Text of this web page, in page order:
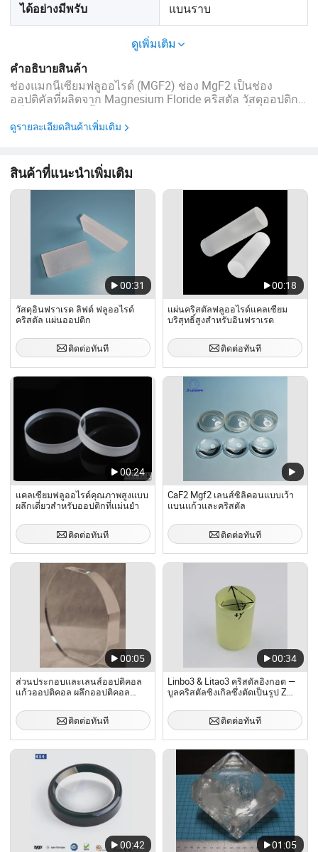
ได้อย่างมีพรับ แบนราบ
ดูเพิ่มเติม
คำอธิบายสินค้า
ช่องแมกนีเซียมฟลูออไรด์ (MGF2) ช่อง MgF2 เป็นช่อง
ออปติคัลที่ผลิตจาก Magnesium Floride คริสตัล วัสดุออปติกที่
ความทนทานสูงต่อการกัดกรดและการกระแทกทางกลไกและ
ดูรายละเอียดสินค้าเพิ่มเติม
สินค้าที่แนะนำเพิ่มเติม
00:31
วัสดุอินฟราเรด ลิฟต์ ฟลูออไรด์
คริสตัล แผ่นออปติก
ติดต่อทันที
00:18
แผ่นคริสตัลฟลูออไรด์แคลเซียม
บริสุทธิ์สูงสำหรับอินฟราเรด
ติดต่อทันที
00:24
แคลเซียมฟลูออไรด์คุณภาพสูงแบบ
ผลึกเดี่ยวสำหรับออปติกที่แม่นยำ
ติดต่อทันที
CaF2 Mgf2 เลนส์ซิลิคอนแบบเว้า
แบนแก้วและคริสตัล
ติดต่อทันที
00:05
ส่วนประกอบและเลนส์ออปติคอล
แก้วออปติคอล ผลึกออปติคอล
ติดต่อทันที
00:34
Linbo3 & Litao3 คริสตัลอิงกอต —
บูลคริสตัลซิงเกิลซึ่งตัดเป็นรูป Z
เลเซอร์
ติดต่อทันที
00:42 01:05